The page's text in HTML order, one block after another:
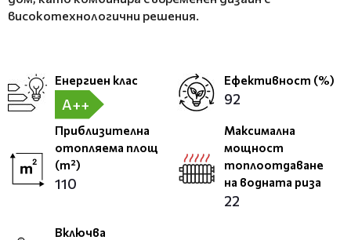
високотехнологични решения.
Енергиен клас
A++
Ефективност (%)
92
Приблизителна
отопляема площ
(m²)
110
Максимална
мощност
топлоотдаване
на водната риза
22
Включва